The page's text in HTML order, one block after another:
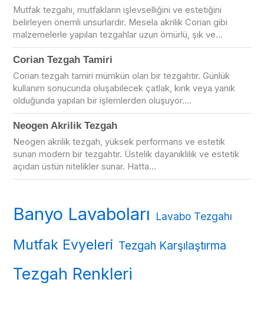
Mutfak tezgahı, mutfakların işlevselliğini ve estetiğini
belirleyen önemli unsurlardır. Mesela akrilik Corian gibi
malzemelerle yapılan tezgahlar uzun ömürlü, şık ve...
Corian Tezgah Tamiri
Corian tezgah tamiri mümkün olan bir tezgahtır. Günlük
kullanım sonucunda oluşabilecek çatlak, kırık veya yanık
olduğunda yapılan bir işlemlerden oluşuyor....
Neogen Akrilik Tezgah
Neogen akrilik tezgah, yüksek performans ve estetik
sunan modern bir tezgahtır. Üstelik dayanıklılık ve estetik
açıdan üstün nitelikler sunar. Hatta...
Banyo Lavaboları Lavabo Tezgahı
Mutfak Evyeleri Tezgah Karşılaştırma
Tezgah Renkleri